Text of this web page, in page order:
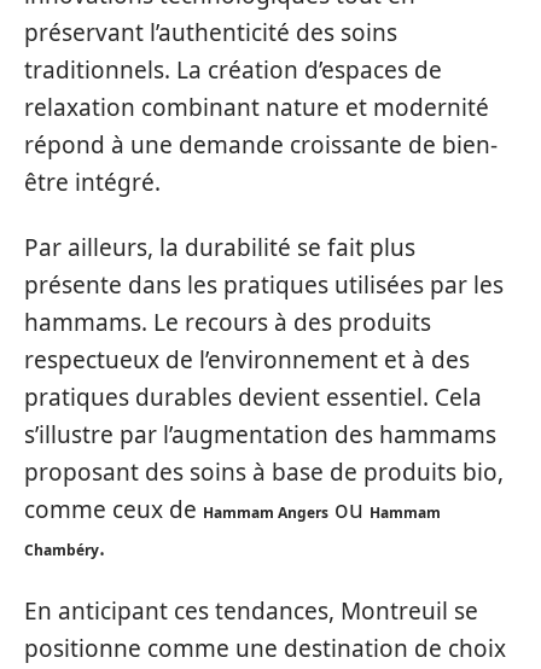
préservant l’authenticité des soins
traditionnels. La création d’espaces de
relaxation combinant nature et modernité
répond à une demande croissante de bien-
être intégré.
Par ailleurs, la durabilité se fait plus
présente dans les pratiques utilisées par les
hammams. Le recours à des produits
respectueux de l’environnement et à des
pratiques durables devient essentiel. Cela
s’illustre par l’augmentation des hammams
proposant des soins à base de produits bio,
comme ceux de Hammam Angers ou Hammam
Chambéry.
En anticipant ces tendances, Montreuil se
positionne comme une destination de choix